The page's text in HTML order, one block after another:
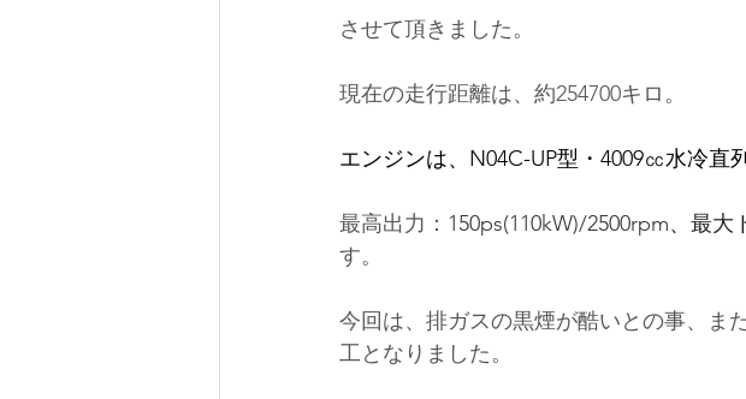
させて頂きました。
現在の走行距離は、約254700キロ。
エンジンは、 N04C-UP型・4009㏄水冷直
最高出力： 150ps(110kW)/2500rpm、最大
す。
今回は、排ガスの黒煙が酷いとの事、ま
工となりました。